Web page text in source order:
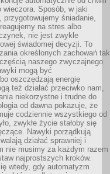
wieczora. Sposób, w jaki
przygotowujemy śniadanie,
na stres albo
nie jest zwykle
świadomej decyzji. To
określonych zachowań tak
naszego zwyczajnego
mogą być
oszczędzają energię
też działać przeciwko nam,
niekorzystne i trudne do
od dawna pokazuje, że
codziennie wszystkiego od
zwykłe życie stałoby się
Nawyki porządkują
działać sprawniej i
nie musimy za każdym razem
najprostszych kroków.
wtedy, gdy automatyzm